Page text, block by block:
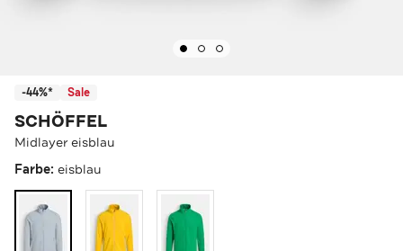
-44%* Sale
SCHÖFFEL
Midlayer eisblau
Farbe: eisblau